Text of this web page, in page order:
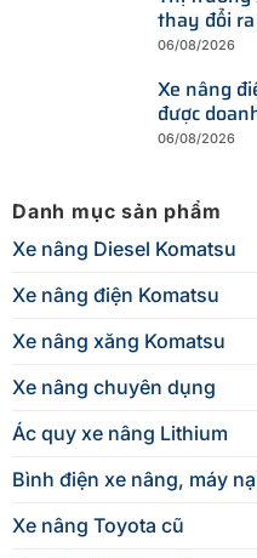
thay đổi
thiết bị mới?
06/08/2026
Xe nâng
được
2026?
06/08/2026
Danh mục sản phẩm
Xe nâng Diesel Komatsu
Xe nâng điện Komatsu
Xe nâng xăng Komatsu
Xe nâng chuyên dụng
Ác quy xe nâng Lithium
Bình điện xe nâng, máy
Xe nâng Toyota cũ